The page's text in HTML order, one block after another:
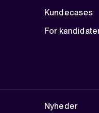
Kundecases
For
Nyheder